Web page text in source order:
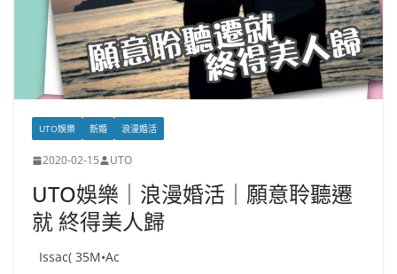
UTO娛樂 新婚 浪漫婚活
2020-02-15 UTO
UTO娛樂｜浪漫婚活｜願意聆聽遷
就 終得美人歸
Issac( 35M•Ac